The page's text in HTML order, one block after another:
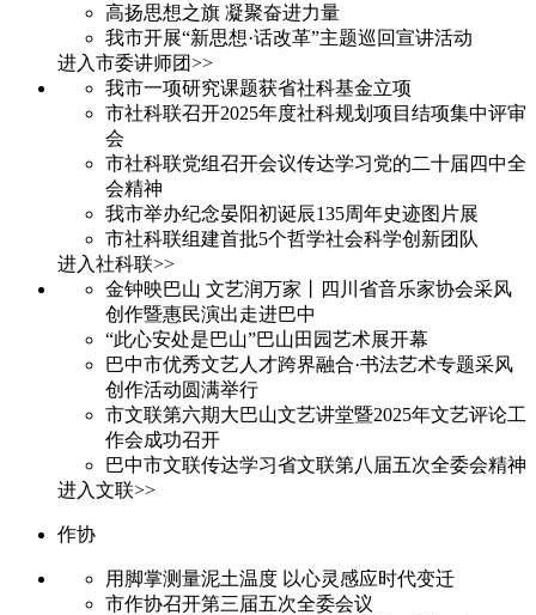
高扬思想之旗 凝聚奋进力量
我市开展“新思想·话改革”主题巡回宣讲活动
进入市委讲师团>>
我市一项研究课题获省社科基金立项
市社科联召开2025年度社科规划项目结项集中评审
会
市社科联党组召开会议传达学习党的二十届四中全
会精神
我市举办纪念晏阳初诞辰135周年史迹图片展
市社科联组建首批5个哲学社会科学创新团队
进入社科联>>
金钟映巴山 文艺润万家丨四川省音乐家协会采风
创作暨惠民演出走进巴中
“此心安处是巴山”巴山田园艺术展开幕
巴中市优秀文艺人才跨界融合·书法艺术专题采风
创作活动圆满举行
市文联第六期大巴山文艺讲堂暨2025年文艺评论工
作会成功召开
巴中市文联传达学习省文联第八届五次全委会精神
进入文联>>
作协
用脚掌测量泥土温度 以心灵感应时代变迁
市作协召开第三届五次全委会议